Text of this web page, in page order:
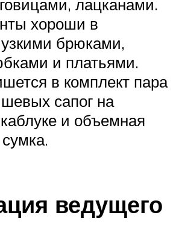
лацканами.
хороши в
брюками,
и платьями.
в комплект пара
сапог на
и объемная
ведущего